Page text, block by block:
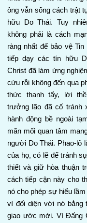
ông vẫn sống cách trật
hữu Do Thái. Tuy
không phải là cách
ràng nhất để bảo vệ
tiếp dạy các tín hữu
Christ đã làm ứng
cứu rỗi không đến qua
thức thanh tẩy, lời
trưởng lão đã cố tránh
hành động bề ngoài
mãn mối quan tâm
người Do Thái. Phao-lô
của họ, có lẽ để tránh
thiết và giữ hòa thuận
cách tiếp cận này cho
nó cho phép sự hiểu
vì đối diện với nó bằng
giao ước mới. Vì Đấng